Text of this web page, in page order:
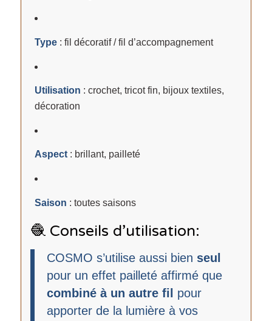
Type: fil décoratif / fil d’accompagnement
Utilisation : crochet, tricot fin, bijoux textiles,
décoration
Aspect: brillant, pailleté
Saison : toutes saisons
🧶 Conseils d’utilisation:
COSMO s’utilise aussi bien seul
pour un effet pailleté affirmé que
combiné à un autre fil
pour
apporter de la lumière à vos